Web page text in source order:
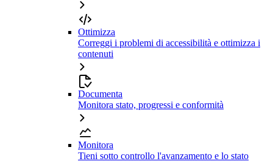
Ottimizza
Correggi i problemi di accessibilità e ottimizza i
contenuti
Documenta
Monitora stato, progressi e conformità
Monitora
Tieni sotto controllo l'avanzamento e lo stato